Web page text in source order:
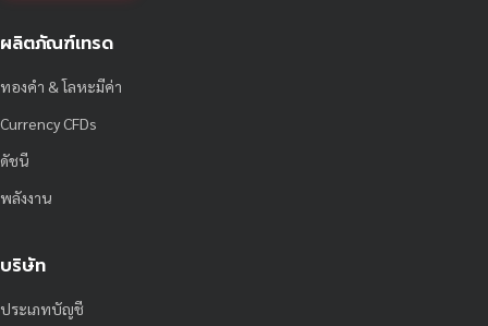
ผลิตภัณฑ์เทรด
ทองคำ & โลหะมีค่า
Currency CFDs
ดัชนี
พลังงาน
บริษัท
ประเภทบัญชี